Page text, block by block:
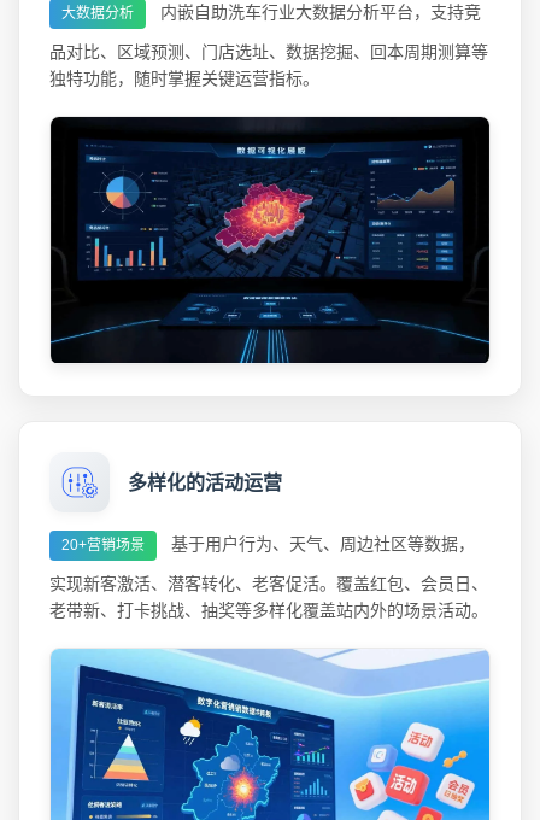
大数据分析 内嵌自助洗车行业大数据分析平台，支持竞
品对比、区域预测、门店选址、数据挖掘、回本周期测算等
独特功能，随时掌握关键运营指标。
多样化的活动运营
20+营销场景 基于用户行为、天气、周边社区等数据，
实现新客激活、潜客转化、老客促活。覆盖红包、会员日、
老带新、打卡挑战、抽奖等多样化覆盖站内外的场景活动。